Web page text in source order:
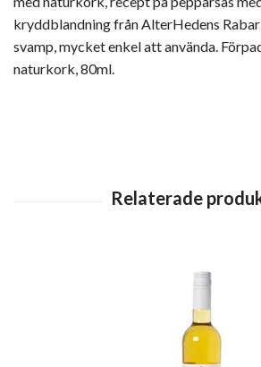
kryddblandning från AlterHedens
svamp, mycket enkel att använda.
naturkork, 80ml.